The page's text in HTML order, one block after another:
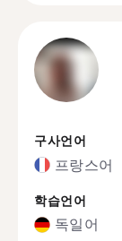
구사언어
프랑스어
학습언어
독일어